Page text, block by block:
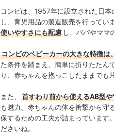
コンビは、1957年に設立された日
し、育児用品の製造販売を行ってい
使いやすさにも配慮 し、パパやママ
コンビのベビーカーの大きな特徴は
た条件を踏まえ、簡単に折りたたん
り、赤ちゃんを抱っこしたままでも
また、 首すわり前から使えるAB型
も魅力。赤ちゃんの体を衝撃から守
保するための工夫が詰まっています
ださいね。